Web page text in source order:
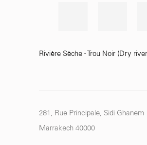
Rivière Sèche - Trou Noir (Dry
281, Rue Principale, Sidi Ghanem
Marrakech 40000